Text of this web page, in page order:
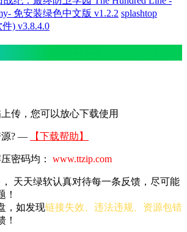
免安装绿色中文版 v1.2.2 splashtop
) v3.8.4.0
传，您可以放心下载使用
源? — 【下载帮助】
密码均： www.ttzip.com
， 天天绿软认真对待每一条反馈，尽可能
！
，如发现链接失效、违法违规、资源包错
！